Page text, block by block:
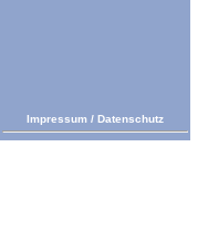
Impressum / Datenschutz